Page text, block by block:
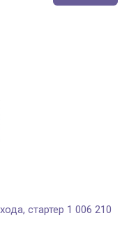
стартер 1 006 210